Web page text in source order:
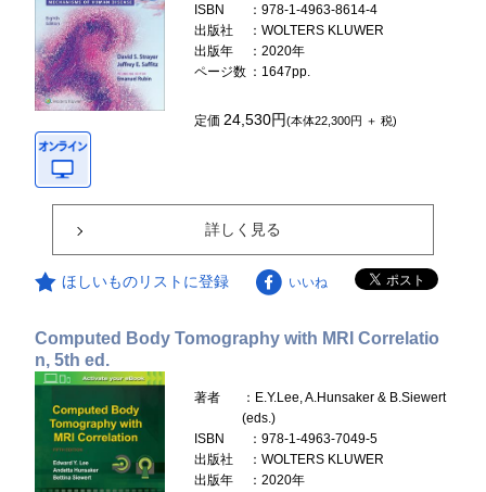
ISBN
：978-1-4963-8614-4
出版社
：WOLTERS KLUWER
出版年
：2020年
ページ数 ：1647pp.
定価24,530円(本体22,300円 ＋ 税)
詳しく見る
ほしいものリストに登録 いいね
Computed Body Tomography with MRI Correlatio
n, 5th ed.
著者
：E.Y.Lee, A.Hunsaker & B.Siewert
(eds.)
ISBN
：978-1-4963-7049-5
出版社
：WOLTERS KLUWER
出版年
：2020年